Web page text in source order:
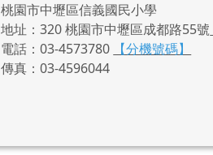
桃園市中壢區信義國民小學
地址：320 桃園市中壢區成都路55號
電話：03-4573780
【分機號碼】
傳真：03-4596044